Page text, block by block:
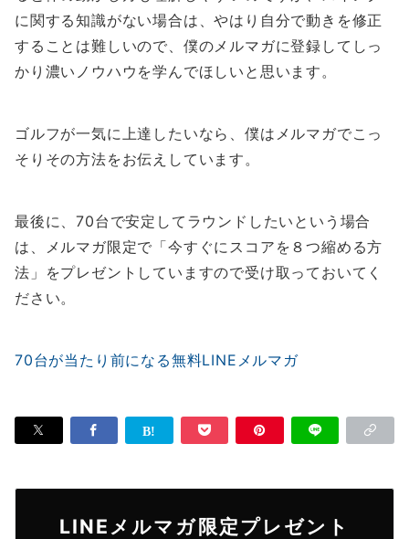
に関する知識がない場合は、やはり自分で動きを修正
することは難しいので、僕のメルマガに登録してしっ
かり濃いノウハウを学んでほしいと思います。
ゴルフが一気に上達したいなら、僕はメルマガでこっ
そりその方法をお伝えしています。
最後に、70台で安定してラウンドしたいという場合
は、メルマガ限定で「今すぐにスコアを８つ縮める方
法」をプレゼントしていますので受け取っておいてく
ださい。
70台が当たり前になる無料LINEメルマガ
LINEメルマガ限定プレゼント